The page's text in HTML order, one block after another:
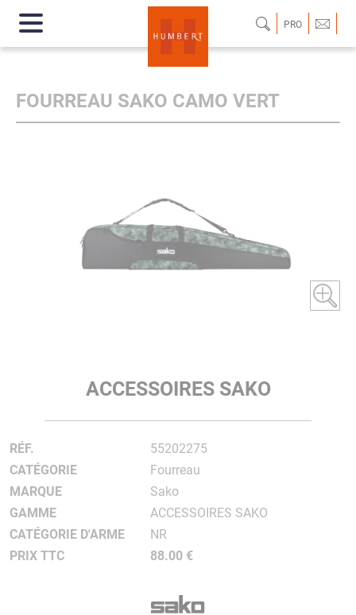
PRO
FOURREAU SAKO CAMO VERT
ACCESSOIRES SAKO
RÉF.
55202275
CATÉGORIE
Fourreau
MARQUE
Sako
GAMME
ACCESSOIRES SAKO
CATÉGORIE D'ARME
NR
PRIX TTC
88.00 €